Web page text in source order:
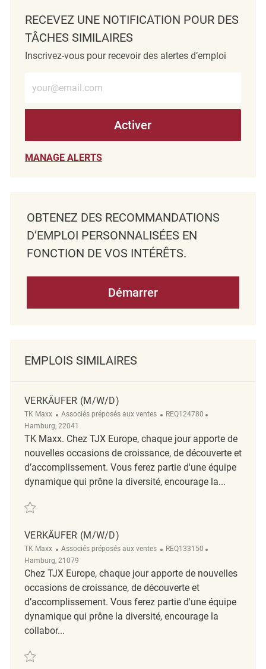
RECEVEZ UNE NOTIFICATION POUR DES
TÂCHES SIMILAIRES
Inscrivez-vous pour recevoir des alertes d’emploi
Activer
MANAGE ALERTS
OBTENEZ DES RECOMMANDATIONS
D’EMPLOI PERSONNALISÉES EN
FONCTION DE VOS INTÉRÊTS.
Démarrer
EMPLOIS SIMILAIRES
VERKÄUFER (M/W/D)
TK Maxx Catégorie
Associés préposés aux ventes ReqId
REQ124780
Hamburg, 22041
TK Maxx. Chez TJX Europe, chaque jour apporte de
nouvelles occasions de croissance, de découverte et
d’accomplissement. Vous ferez partie d'une équipe
dynamique qui prône la diversité, encourage la...
Sauvegarder Verkäufer (m/w/d) REQ124780
VERKÄUFER (M/W/D)
TK Maxx Catégorie
Associés préposés aux ventes ReqId
REQ133150
Hamburg, 21079
Chez TJX Europe, chaque jour apporte de nouvelles
occasions de croissance, de découverte et
d’accomplissement. Vous ferez partie d'une équipe
dynamique qui prône la diversité, encourage la
collabor...
Sauvegarder Verkäufer (m/w/d) REQ133150